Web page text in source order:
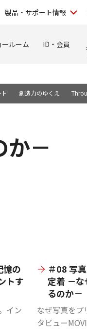
製品・サポート情報
ルーム ID・会員
創造力のゆくえ
－
憶の
トす
イン
＃08 写
定着 －
るのか－
なぜ写真をプ
タビュー